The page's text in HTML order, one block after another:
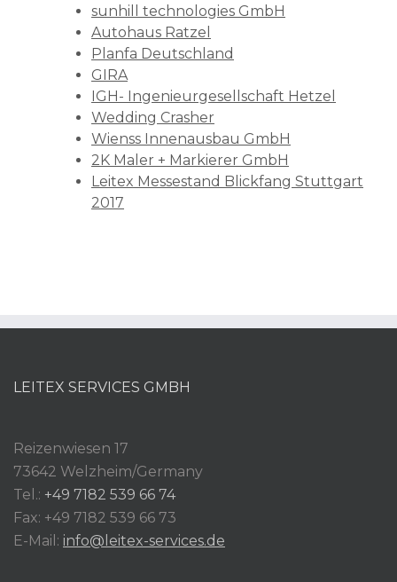
sunhill technologies GmbH
Autohaus Ratzel
Planfa Deutschland
GIRA
IGH- Ingenieurgesellschaft Hetzel
Wedding Crasher
Wienss Innenausbau GmbH
2K Maler + Markierer GmbH
Leitex Messestand Blickfang Stuttgart
2017
LEITEX SERVICES GMBH
Reizenwiesen 17
73642 Welzheim/Germany
Tel.: +49 7182 539 66 74
Fax: +49 7182 539 66 73
E-Mail: info@leitex-services.de